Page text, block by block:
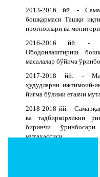
2013-2016 йй. -
бошқармаси Ташқи
прогнозлари ва
2016-2016 йй. -
Ободонлаштириш
масалалар бўйича
2017-2018 йй. -
ҳудудларни ижтимоий-
йиғма бўлими етакчи
2018-2018 йй. -
ва тадбиркорликни
биринчи
мутахассиси